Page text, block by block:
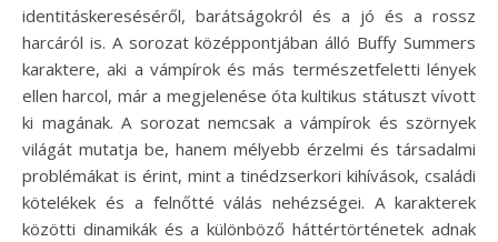
identitáskereséséről, barátságokról és a jó és a rossz
harcáról is. A sorozat középpontjában álló Buffy Summers
karaktere, aki a vámpírok és más természetfeletti lények
ellen harcol, már a megjelenése óta kultikus státuszt vívott
ki magának. A sorozat nemcsak a vámpírok és szörnyek
világát mutatja be, hanem mélyebb érzelmi és társadalmi
problémákat is érint, mint a tinédzserkori kihívások, családi
kötelékek és a felnőtté válás nehézségei. A karakterek
közötti dinamikák és a különböző háttértörténetek adnak